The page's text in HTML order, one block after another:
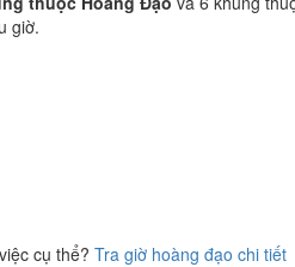
giờ.
cụ thể? Tra giờ hoàng đạo chi tiết